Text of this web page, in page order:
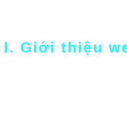
I. Giới thiệu